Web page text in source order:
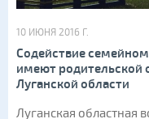
10 ИЮНЯ 2016 Г.
Содействие
имеют родительской
Луганской области
Луганская областная